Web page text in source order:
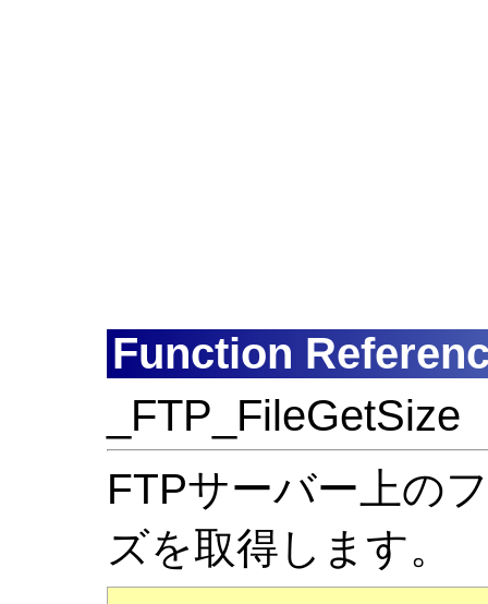
Function
_FTP_FileGetSize
FTPサーバー上の
ズを取得します。